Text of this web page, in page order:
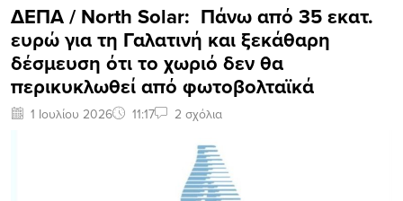
ΔΕΠΑ / North Solar: Πάνω από 35 εκατ.
ευρώ για τη Γαλατινή και ξεκάθαρη
δέσμευση ότι το χωριό δεν θα
περικυκλωθεί από φωτοβολταϊκά
1 Ιουλίου 2026 11:17 2 σχόλια